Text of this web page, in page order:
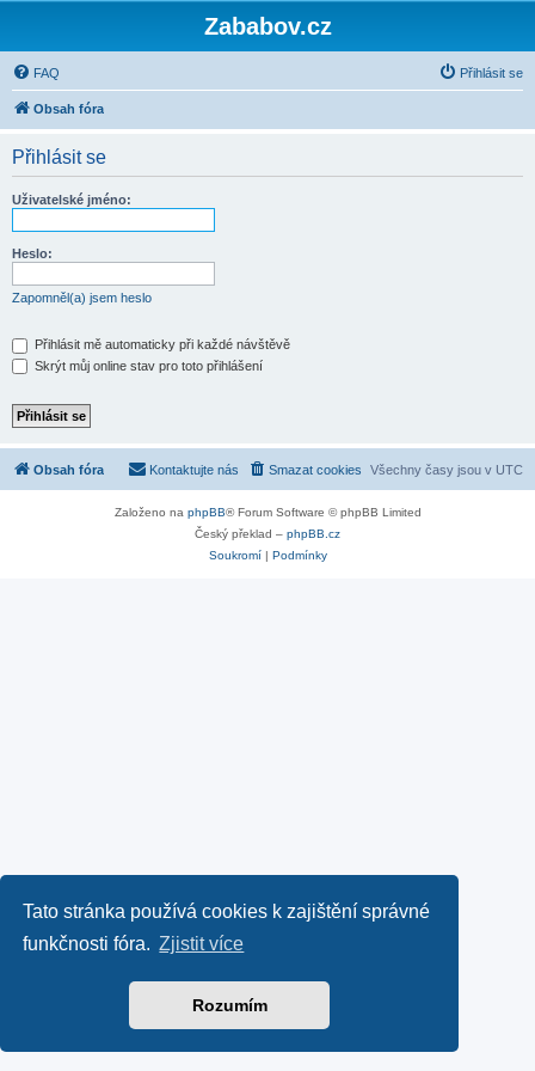
Tato stránka používá cookies k zajištění správné
funkčnosti fóra. Zjistit více
Rozumím
Zababov.cz
FAQ Přihlásit se
Obsah fóra
Přihlásit se
Uživatelské jméno:
Heslo:
Zapomněl(a) jsem heslo
Přihlásit mě automaticky při každé návštěvě
Skrýt můj online stav pro toto přihlášení
Obsah fóra Všechny časy jsou v UTC
Smazat cookies
Kontaktujte nás
Založeno na phpBB® Forum Software © phpBB Limited
Český překlad – phpBB.cz
Soukromí| Podmínky